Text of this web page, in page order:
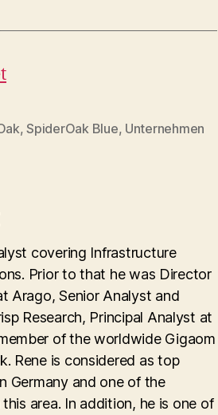
,SpiderOak Blue, Unternehmen
covering Infrastructure
Prior to that he was Director
Arago, Senior Analyst and
Research, Principal Analyst at
of the worldwide Gigaom
Rene is considered as top
Germany and one of the
area. In addition, he is one of